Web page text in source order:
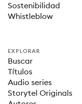
Sostenibilidad
Whistleblow
EXPLORAR
Buscar
Títulos
Audio series
Storytel Originals